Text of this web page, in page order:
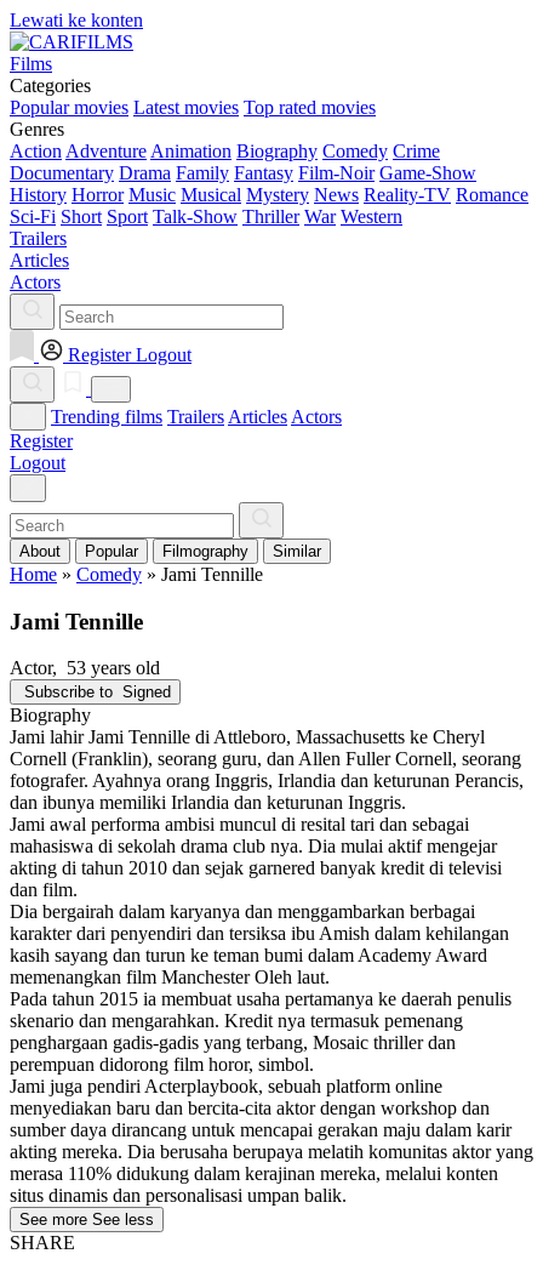
Lewati ke konten
Films
Categories
Popular movies Latest movies Top rated movies
Genres
Action Adventure Animation Biography Comedy Crime
Documentary Drama Family Fantasy Film-Noir Game-Show
History Horror Music Musical Mystery News Reality-TV Romance
Sci-Fi Short Sport Talk-Show Thriller War Western
Trailers
Articles
Actors
Register Logout
Trending films Trailers Articles Actors
Register
Logout
About Popular Filmography Similar
Home » Comedy » Jami Tennille
Jami Tennille
Actor, 53 years old
Subscribe to Signed
Biography
Jami lahir Jami Tennille di Attleboro, Massachusetts ke Cheryl
Cornell (Franklin), seorang guru, dan Allen Fuller Cornell, seorang
fotografer. Ayahnya orang Inggris, Irlandia dan keturunan Perancis,
dan ibunya memiliki Irlandia dan keturunan Inggris.
Jami awal performa ambisi muncul di resital tari dan sebagai
mahasiswa di sekolah drama club nya. Dia mulai aktif mengejar
akting di tahun 2010 dan sejak garnered banyak kredit di televisi
dan film.
Dia bergairah dalam karyanya dan menggambarkan berbagai
karakter dari penyendiri dan tersiksa ibu Amish dalam kehilangan
kasih sayang dan turun ke teman bumi dalam Academy Award
memenangkan film Manchester Oleh laut.
Pada tahun 2015 ia membuat usaha pertamanya ke daerah penulis
skenario dan mengarahkan. Kredit nya termasuk pemenang
penghargaan gadis-gadis yang terbang, Mosaic thriller dan
perempuan didorong film horor, simbol.
Jami juga pendiri Acterplaybook, sebuah platform online
menyediakan baru dan bercita-cita aktor dengan workshop dan
sumber daya dirancang untuk mencapai gerakan maju dalam karir
akting mereka. Dia berusaha berupaya melatih komunitas aktor yang
merasa 110% didukung dalam kerajinan mereka, melalui konten
situs dinamis dan personalisasi umpan balik.
See more See less
SHARE